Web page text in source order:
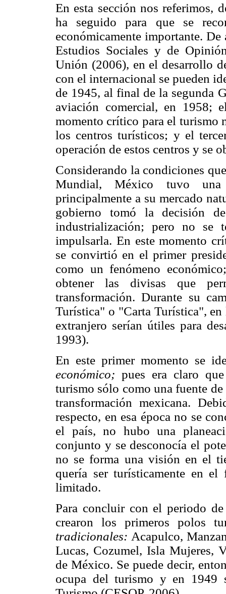
En esta sección nos referimos,
ha seguido para que se
económicamente importante.
Estudios Sociales y de
Unión (2006), en el desarrollo
con el internacional se pueden
de 1945, al final de la segunda
aviación comercial, en 1958;
momento crítico para el turismo
los centros turísticos; y el
operación de estos centros y se
Considerando la condiciones
Mundial, México tuvo una
principalmente a su mercado
gobierno tomó la decisión
industrialización; pero no se
impulsarla. En este momento
se convirtió en el primer
como un fenómeno
obtener las divisas que
transformación. Durante su
Turística" o "Carta Turística",
extranjero serían útiles para
1993).
En este primer momento se
económico; pues era claro
turismo sólo como una fuente
transformación mexicana.
respecto, en esa época no se
el país, no hubo una
conjunto y se desconocía el
no se forma una visión en el
quería ser turísticamente en
limitado.
Para concluir con el periodo
crearon los primeros polos
tradicionales: Acapulco,
Lucas, Cozumel, Isla Mujeres,
de México. Se puede decir,
ocupa del turismo y en 1949